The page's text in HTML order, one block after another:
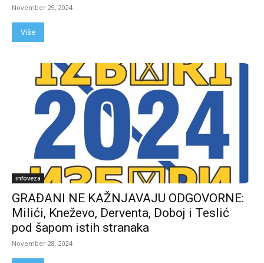
November 29, 2024
Više
infoveza
GRAĐANI NE KAŽNJAVAJU ODGOVORNE:
Milići, Kneževo, Derventa, Doboj i Teslić
pod šapom istih stranaka
November 28, 2024